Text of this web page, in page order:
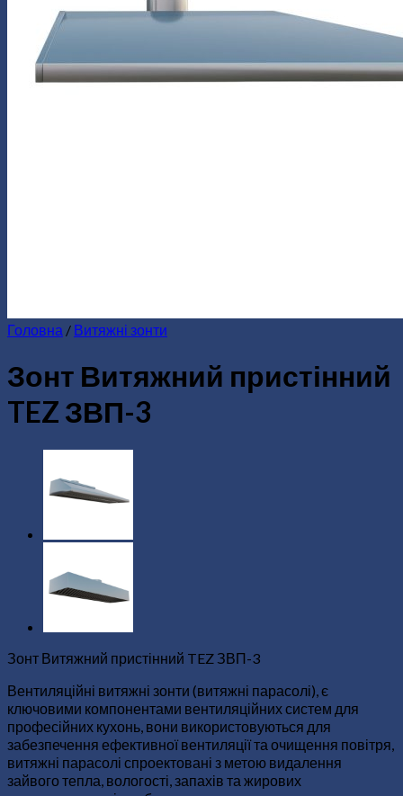
Головна / Витяжні зонти
Зонт Витяжний пристінний
TEZ ЗВП-3
Зонт Витяжний пристінний TEZ ЗВП-3
Вентиляційні витяжні зонти (витяжні парасолі), є
ключовими компонентами вентиляційних систем для
професійних кухонь, вони використовуються для
забезпечення ефективної вентиляції та очищення повітря,
витяжні парасолі спроектовані з метою видалення
зайвого тепла, вологості, запахів та жирових